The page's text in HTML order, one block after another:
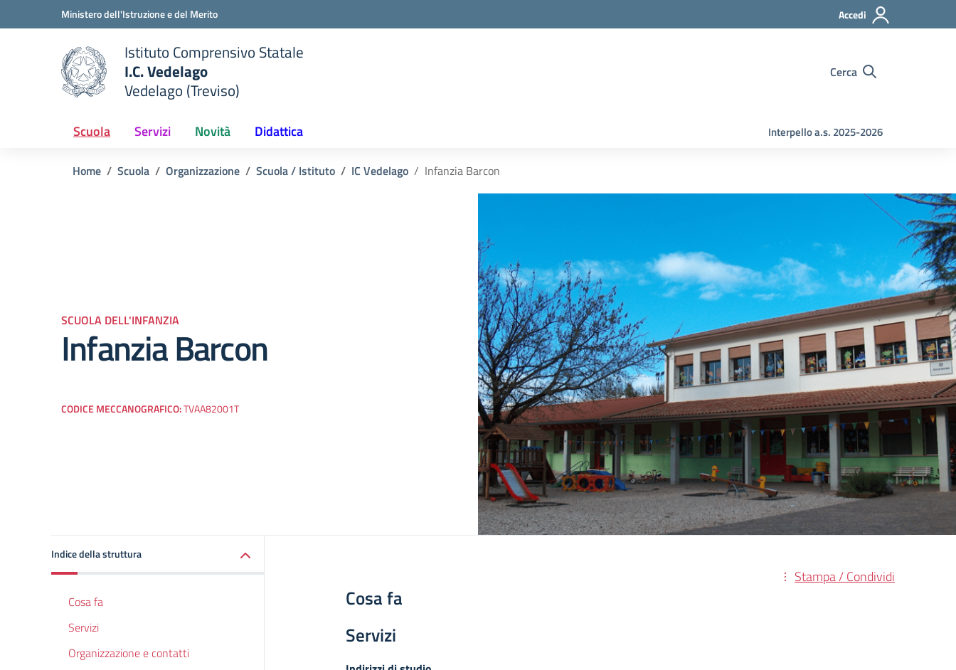
Vai ai contenuti
Vai al menu di navigazioneMinistero dell'Istruzione e del Merito Accedi
scuola
Istituto Comprensivo Statale
I.C. Vedelago
Vedelago (Treviso)
Cerca
Scuola Servizi Novità Didattica Interpello a.s. 2025-2026
Home Scuola Organizzazione Scuola / Istituto IC Vedelago Infanzia Barcon
SCUOLA DELL'INFANZIA
Infanzia Barcon
CODICE MECCANOGRAFICO:TVAA82001T
Indice della struttura
Cosa fa
Servizi
Organizzazione e contatti
Stampa / Condividi
Cosa fa
Servizi